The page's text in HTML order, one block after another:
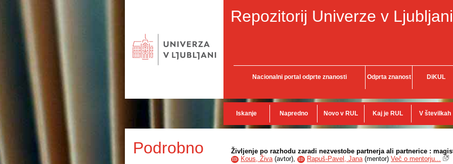
Repozitorij Univerze v Ljubljani
Nacionalni portal odprte znanosti Odprta znanost DiKUL
Iskanje Napredno Novo v RUL Kaj je RUL V številkah
Podrobno Življenje po razhodu zaradi nezvestobe partnerja ali partnerice :
ID Kous, Živa(avtor), ID Rapuš-Pavel, Jana(mentor) Več o mentorju...